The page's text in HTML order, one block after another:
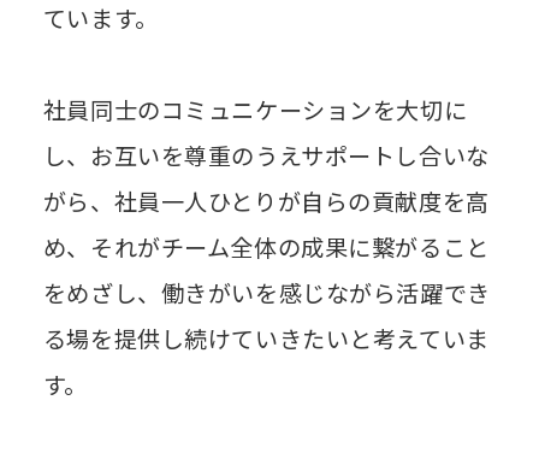
ています。
社員同士のコミュニケーションを大切に
し、お互いを尊重のうえサポートし合いな
がら、社員一人ひとりが自らの貢献度を高
め、それがチーム全体の成果に繋がること
をめざし、働きがいを感じながら活躍でき
る場を提供し続けていきたいと考えていま
す。